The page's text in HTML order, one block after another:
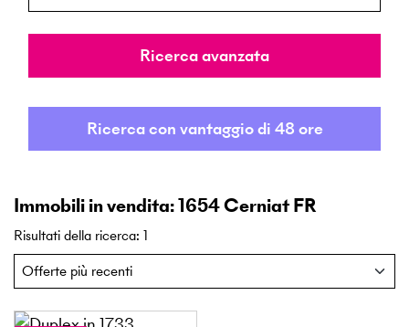
Raggio
Ricerca avanzata
Ricerca con vantaggio di 48 ore
Immobili in vendita: 1654 Cerniat FR
Risultati della ricerca: 1